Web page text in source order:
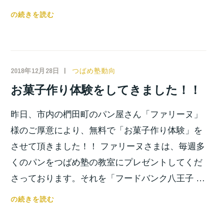
冬
り
し
た！！
の続きを読む
2018年12月28日
小
宮
位
之
つばめ塾動向
お菓子作り体験をしてきました！！
昨日、市内の椚田町のパン屋さん「ファリーヌ」
様のご厚意により、無料で「お菓子作り体験」を
させて頂きました！！ ファリーヌさまは、毎週多
くのパンをつばめ塾の教室にプレゼントしてくだ
さっております。それを「フードバンク八王子 …
お
の続きを読む